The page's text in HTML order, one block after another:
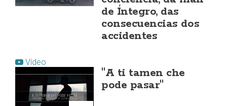
de Íntegro, das
consecuencias dos
accidentes
Vídeo
"A ti tamen che
pode pasar"